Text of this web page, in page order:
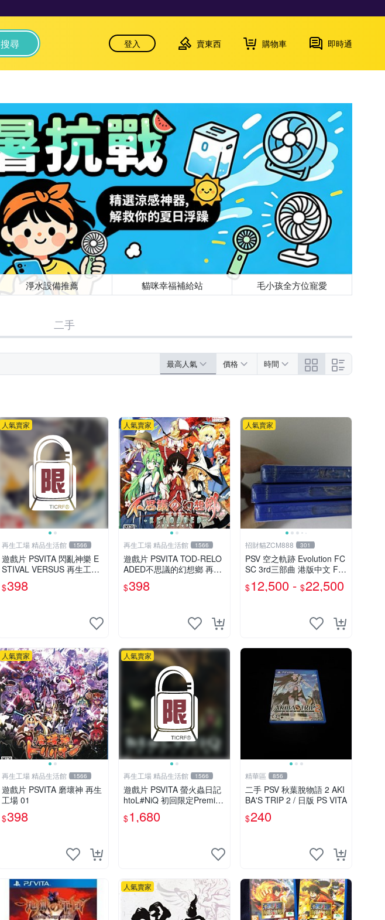
搜尋 登入 賣東西 購物車 即時通
淨水設備推薦 貓咪幸福補給站 毛小孩全方位寵愛
二手
最高人氣 價格 時間
人氣賣家
再生工場 精品生活館 1566
遊戲片 PSVITA 閃亂神樂 E
STIVAL VERSUS 再生工場
01
$398
人氣賣家
再生工場 精品生活館 1566
遊戲片 PSVITA TOD-RELO
ADED不思議的幻想鄉 再生
工場 01
$398
人氣賣家
招財貓ZCM888 301
PSV 空之軌跡 Evolution FC
SC 3rd三部曲 港版中文 Fal
com RPG遊戲
$12,500 - $22,500
人氣賣家
再生工場 精品生活館 1566
遊戲片 PSVITA 磨壞神 再生
工場 01
$398
人氣賣家
再生工場 精品生活館 1566
遊戲片 PSVITA 螢火蟲日記
htoL#NiQ 初回限定Premiu
m版 再生工場 01
$1,680
精華區 856
二手 PSV 秋葉脫物語 2 AKI
BA'S TRIP 2 / 日版 PS VITA
$240
人氣賣家